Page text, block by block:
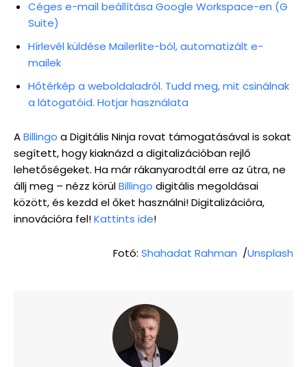
Céges e-mail beállítása Google Workspace-en (G
Suite)
Hírlevél küldése Mailerlite-ból, automatizált e-
mailek
Hőtérkép a weboldaladról. Tudd meg, mit csinálnak
a látogatóid. Hotjar használata
ABillingo a Digitális Ninja rovat támogatásával is sokat
segített, hogy kiaknázd a digitalizációban rejlő
lehetőségeket. Ha már rákanyarodtál erre az útra, ne
állj meg – nézz körülBillingo digitális megoldásai
között, és kezdd el őket használni! Digitalizációra,
innovációra fel!Kattints ide!
Fotó: Shahadat Rahman /Unsplash